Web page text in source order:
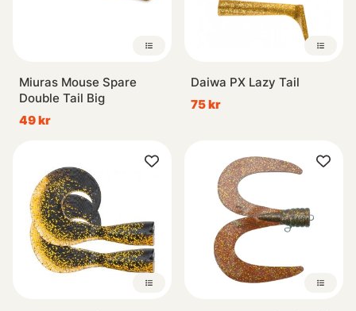
Miuras Mouse Spare
Double Tail Big
49 kr
Daiwa PX Lazy Tail
75 kr